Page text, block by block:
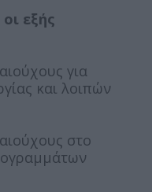
εξής
για
και λοιπών
στο